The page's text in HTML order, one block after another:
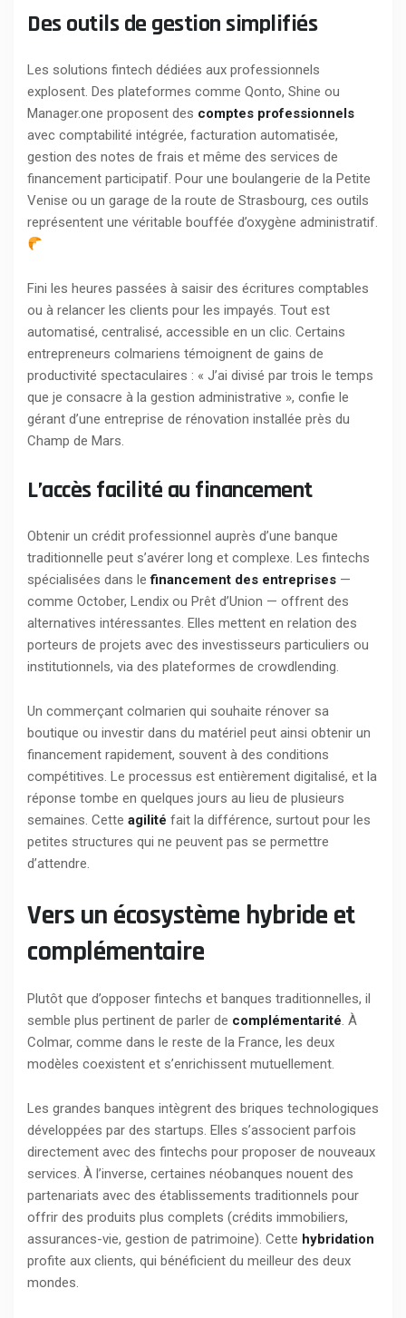
Des outils de gestion simplifiés
Les solutions fintech dédiées aux professionnels
explosent. Des plateformes comme Qonto, Shine ou
Manager.one proposent des comptes professionnels
avec comptabilité intégrée, facturation automatisée,
gestion des notes de frais et même des services de
financement participatif. Pour une boulangerie de la Petite
Venise ou un garage de la route de Strasbourg, ces outils
représentent une véritable bouffée d’oxygène administratif.
Fini les heures passées à saisir des écritures comptables
ou à relancer les clients pour les impayés. Tout est
automatisé, centralisé, accessible en un clic. Certains
entrepreneurs colmariens témoignent de gains de
productivité spectaculaires : « J’ai divisé par trois le temps
que je consacre à la gestion administrative », confie le
gérant d’une entreprise de rénovation installée près du
Champ de Mars.
L’accès facilité au financement
Obtenir un crédit professionnel auprès d’une banque
traditionnelle peut s’avérer long et complexe. Les fintechs
spécialisées dans lefinancement des entreprises —
comme October, Lendix ou Prêt d’Union — offrent des
alternatives intéressantes. Elles mettent en relation des
porteurs de projets avec des investisseurs particuliers ou
institutionnels, via des plateformes de crowdlending.
Un commerçant colmarien qui souhaite rénover sa
boutique ou investir dans du matériel peut ainsi obtenir un
financement rapidement, souvent à des conditions
compétitives. Le processus est entièrement digitalisé, et la
réponse tombe en quelques jours au lieu de plusieurs
semaines. Cette agilité fait la différence, surtout pour les
petites structures qui ne peuvent pas se permettre
d’attendre.
Vers un écosystème hybride et
complémentaire
Plutôt que d’opposer fintechs et banques traditionnelles, il
semble plus pertinent de parler de complémentarité. À
Colmar, comme dans le reste de la France, les deux
modèles coexistent et s’enrichissent mutuellement.
Les grandes banques intègrent des briques technologiques
développées par des startups. Elles s’associent parfois
directement avec des fintechs pour proposer de nouveaux
services. À l’inverse, certaines néobanques nouent des
partenariats avec des établissements traditionnels pour
offrir des produits plus complets (crédits immobiliers,
assurances-vie, gestion de patrimoine). Cette hybridation
profite aux clients, qui bénéficient du meilleur des deux
mondes.